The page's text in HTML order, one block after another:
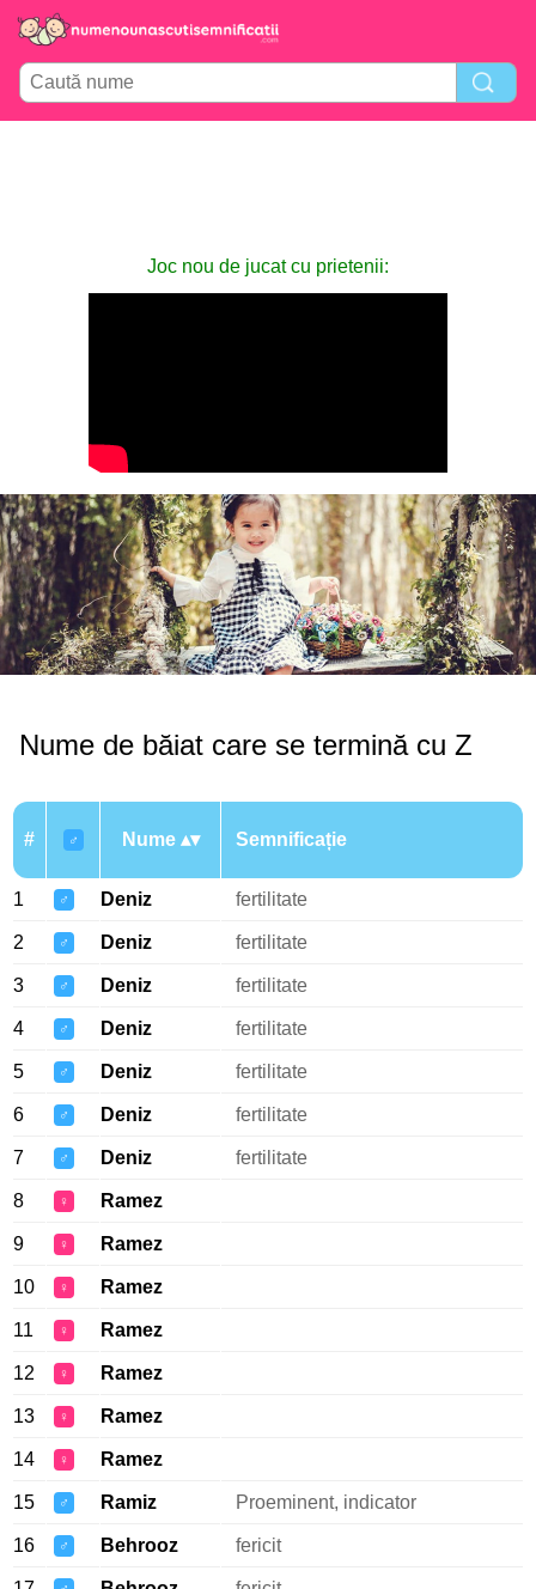
Joc nou de jucat cu prietenii:
Nume de băiat care se termină cu Z
# ♂ Nume Semnificație
1 ♂ Deniz fertilitate
2 ♂ Deniz fertilitate
3 ♂ Deniz fertilitate
4 ♂ Deniz fertilitate
5 ♂ Deniz fertilitate
6 ♂ Deniz fertilitate
7 ♂ Deniz fertilitate
8 ♀ Ramez
9 ♀ Ramez
10 ♀ Ramez
11 ♀ Ramez
12 ♀ Ramez
13 ♀ Ramez
14 ♀ Ramez
15 ♂ Ramiz Proeminent, indicator
16 ♂ Behrooz fericit